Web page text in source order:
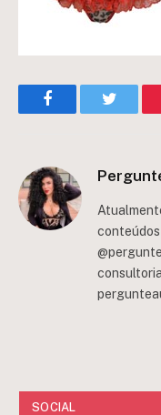
FacebookTwitter
conteúdos
SOCIAL